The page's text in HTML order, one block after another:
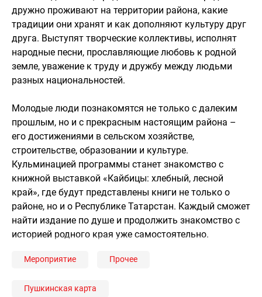
дружно проживают на территории района, какие
традиции они хранят и как дополняют культуру друг
друга. Выступят творческие коллективы, исполнят
народные песни, прославляющие любовь к родной
земле, уважение к труду и дружбу между людьми
разных национальностей.
Молодые люди познакомятся не только с далеким
прошлым, но и с прекрасным настоящим района –
его достижениями в сельском хозяйстве,
строительстве, образовании и культуре.
Кульминацией программы станет знакомство с
книжной выставкой «Кайбицы: хлебный, лесной
край», где будут представлены книги не только о
районе, но и о Республике Татарстан. Каждый сможет
найти издание по душе и продолжить знакомство с
историей родного края уже самостоятельно.
Мероприятие Прочее
Пушкинская карта